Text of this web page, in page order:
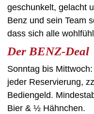
geschunkelt, gelacht
Benz und sein Team
dass sich alle
Der BENZ-Deal
Sonntag bis
jeder Reservierung,
Bediengeld.
Bier & ½ Hähnchen.